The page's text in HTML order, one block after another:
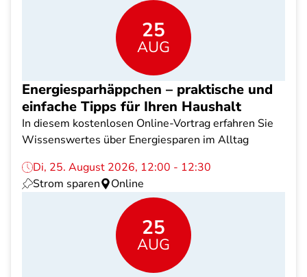
25
AUG
Energiesparhäppchen – praktische und
einfache Tipps für Ihren Haushalt
In diesem kostenlosen Online-Vortrag erfahren Sie
Wissenswertes über Energiesparen im Alltag
Di, 25. August 2026, 12:00 - 12:30
Strom sparen
Online
25
AUG